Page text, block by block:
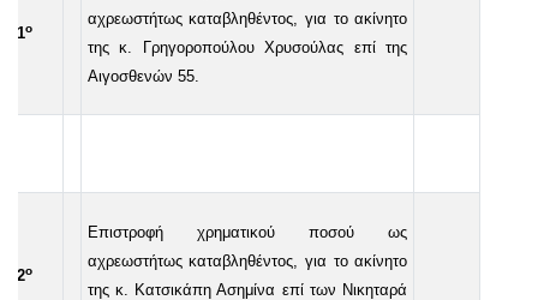
41ο
αχρεωστήτως καταβληθέντος, για το ακίνητο
της κ. Γρηγοροπούλου Χρυσούλας επί της
Αιγοσθενών 55.
42ο
Επιστροφή χρηματικού ποσού ως
αχρεωστήτως καταβληθέντος, για το ακίνητο
της κ. Κατσικάπη Ασημίνα επί των Νικηταρά